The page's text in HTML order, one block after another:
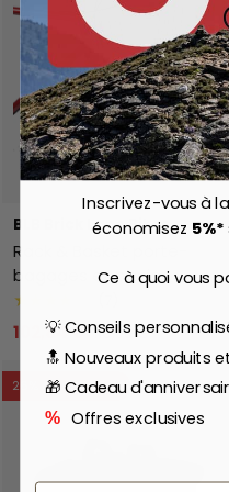
BLB Brick Lane Bikes
Rack & Basket porte-
bagages et panier
★★★★★
102,84 € 116,98 €
26% de réduction
Inscrivez-vous à
économisez 5%*
Ce à quoi vous
💡 Conseils
🔝 Nouveaux produits
🎁 Cadeau
% Offres exclusives